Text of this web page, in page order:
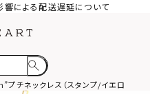
響による配送遅延について
チネックレス（スタンプ/イエローゴ